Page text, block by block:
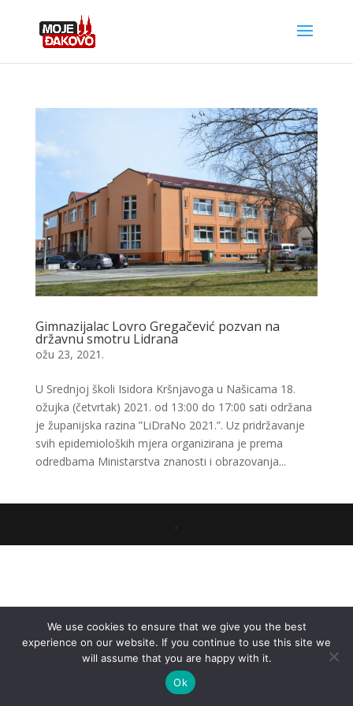
Gimnazijalac Lovro Gregačević pozvan na
državnu smotru Lidrana
ožu 23, 2021.
U Srednjoj školi Isidora Kršnjavoga u Našicama 18.
ožujka (četvrtak) 2021. od 13:00 do 17:00 sati održana
je županijska razina ”LiDraNo 2021.”. Uz pridržavanje
svih epidemioloških mjera organizirana je prema
odredbama Ministarstva znanosti i obrazovanja...
.
We use cookies to ensure that we give you the best
experience on our website. If you continue to use this site we
will assume that you are happy with it.
Ok